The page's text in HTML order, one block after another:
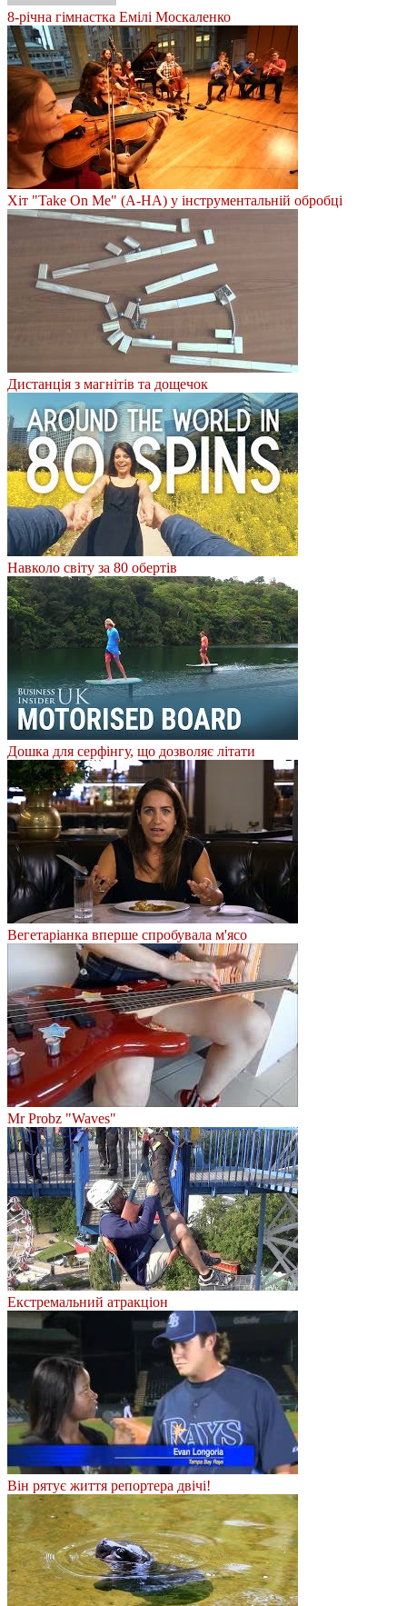
8-річна гімнастка Емілі Москаленко
Хіт "Take On Me" (А-НА) у інструментальній обробці
Дистанція з магнітів та дощечок
Навколо світу за 80 обертів
Дошка для серфінгу, що дозволяє літати
Вегетаріанка вперше спробувала м'ясо
Mr Probz "Waves"
Екстремальний атракціон
Він рятує життя репортера двічі!